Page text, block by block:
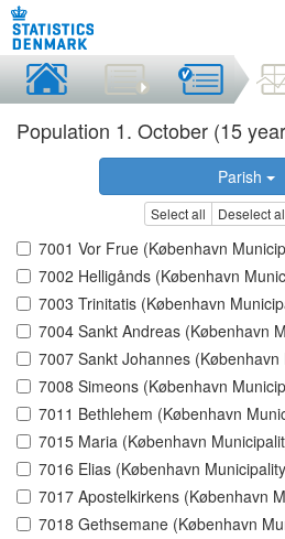
Population 1. October (15
Parish
Select all Deselect
7001 Vor Frue (København
7002 Helligånds (København
7003 Trinitatis (København
7004 Sankt Andreas (København
7007 Sankt Johannes (København
7008 Simeons (København
7011 Bethlehem (København
7015 Maria (København
7016 Elias (København
7017 Apostelkirkens (København
7018 Gethsemane (København